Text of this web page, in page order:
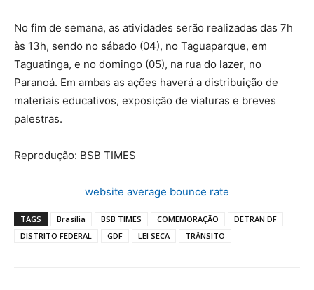
No fim de semana, as atividades serão realizadas das 7h
às 13h, sendo no sábado (04), no Taguaparque, em
Taguatinga, e no domingo (05), na rua do lazer, no
Paranoá. Em ambas as ações haverá a distribuição de
materiais educativos, exposição de viaturas e breves
palestras.
Reprodução: BSB TIMES
website average bounce rate
TAGS Brasília BSB TIMES COMEMORAÇÃO
DETRAN DF
DISTRITO FEDERAL
GDF LEI SECA TRÂNSITO